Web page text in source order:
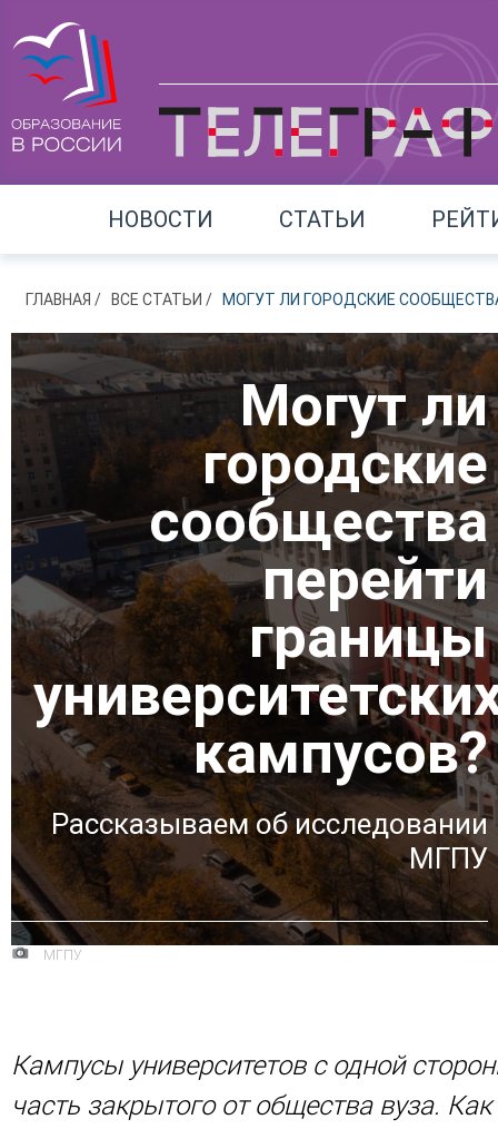
НОВОСТИ СТАТЬИ
ГЛАВНАЯ ВСЕ СТАТЬИ МОГУТ ЛИ ГОРОДСКИЕ
Могут ли
городские
сообщества
перейти
границы
кампусов?
Рассказываем об исследовании
МГПУ
МГПУ
Кампусы университетов с одной
часть закрытого от общества вуза.